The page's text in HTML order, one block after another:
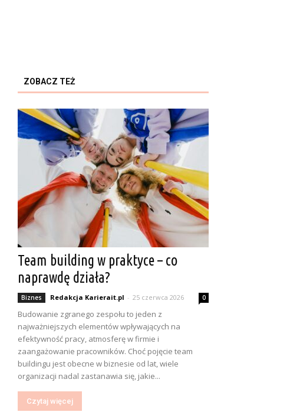
ZOBACZ TEŻ
Team building w praktyce – co
naprawdę działa?
Biznes Redakcja Karierait.pl - 25 czerwca 2026 0
Budowanie zgranego zespołu to jeden z
najważniejszych elementów wpływających na
efektywność pracy, atmosferę w firmie i
zaangażowanie pracowników. Choć pojęcie team
buildingu jest obecne w biznesie od lat, wiele
organizacji nadal zastanawia się, jakie...
Czytaj więcej